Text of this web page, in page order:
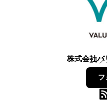
株式会社バ
24フ
フ